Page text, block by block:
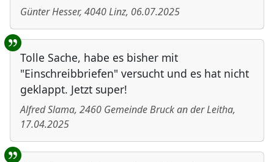
Günter Hesser, 4040Linz, 06.07.2025
Tolle Sache, habe es bisher mit
"Einschreibbriefen" versucht und es hat nicht
geklappt. Jetzt super!
Alfred Slama, 2460 Gemeinde Bruck an der Leitha,
17.04.2025